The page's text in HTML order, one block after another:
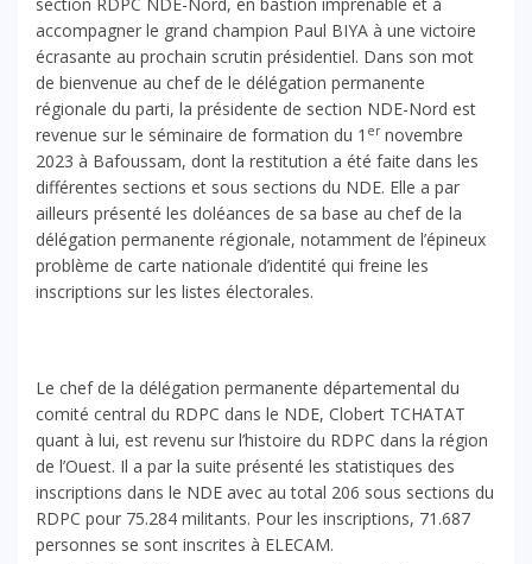
accompagner le grand champion Paul BIYA à une victoire
écrasante au prochain scrutin présidentiel. Dans son mot
de bienvenue au chef de le délégation permanente
régionale du parti, la présidente de section NDE-Nord est
revenue sur le séminaire de formation du 1 ernovembre
2023 à Bafoussam, dont la restitution a été faite dans les
différentes sections et sous sections du NDE. Elle a par
ailleurs présenté les doléances de sa base au chef de la
délégation permanente régionale, notamment de l’épineux
problème de carte nationale d’identité qui freine les
inscriptions sur les listes électorales.
Le chef de la délégation permanente départemental du
comité central du RDPC dans le NDE, Clobert TCHATAT
quant à lui, est revenu sur l’histoire du RDPC dans la région
de l’Ouest. Il a par la suite présenté les statistiques des
inscriptions dans le NDE avec au total 206 sous sections du
RDPC pour 75.284 militants. Pour les inscriptions, 71.687
personnes se sont inscrites à ELECAM.